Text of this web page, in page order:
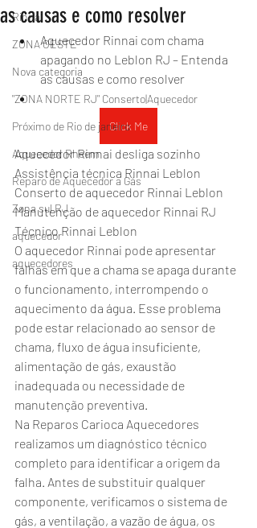
Rinnai
ZONA OESTE
Nova categoria
"ZONA NORTE RJ" Conserto|Aquecedor
Próximo de Rio de janeiro
Aquecedor Rheem
Reparo de Aquecedor a Gás
Zona sul RJ
aquecedor
aquecedores
as causas e como resolver
Aquecedor Rinnai com chama
apagando no Leblon RJ – Entenda
as causas e como resolver
Click Me
Aquecedor Rinnai desliga sozinho
Assistência técnica Rinnai Leblon
Conserto de aquecedor Rinnai Leblon
Manutenção de aquecedor Rinnai RJ
Técnico Rinnai Leblon
O aquecedor Rinnai pode apresentar
falhas em que a chama se apaga durante
o funcionamento, interrompendo o
aquecimento da água. Esse problema
pode estar relacionado ao sensor de
chama, fluxo de água insuficiente,
alimentação de gás, exaustão
inadequada ou necessidade de
manutenção preventiva.
Na Reparos Carioca Aquecedores
realizamos um diagnóstico técnico
completo para identificar a origem da
falha. Antes de substituir qualquer
componente, verificamos o sistema de
gás, a ventilação, a vazão de água, os